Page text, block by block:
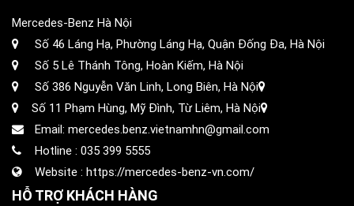
Mercedes-Benz Hà Nội
Số 46 Láng Hạ, Phường Láng Hạ, Quận Đống Đa, Hà Nội
Số 5 Lê Thánh Tông, Hoàn Kiếm, Hà Nội
Số 386 Nguyễn Văn Linh, Long Biên, Hà Nội
Số 11 Phạm Hùng, Mỹ Đình, Từ Liêm, Hà Nội
Email: mercedes.benz.vietnamhn@gmail.com
Hotline : 035 399 5555
Website : https://mercedes-benz-vn.com/
HỖ TRỢ KHÁCH HÀNG